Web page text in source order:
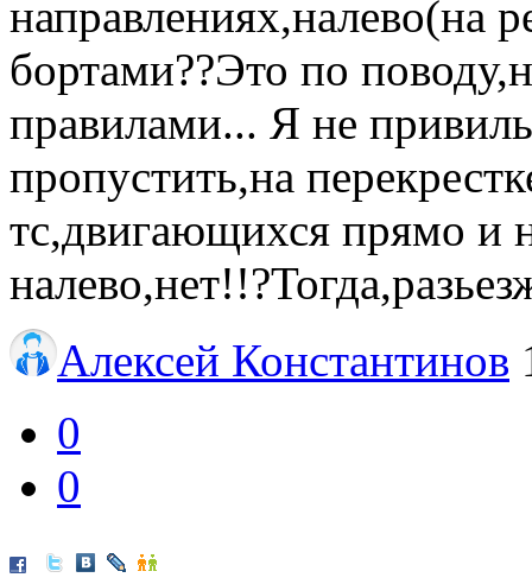
направлениях,налево(на
бортами??Это по
правилами... Я не
пропустить,на
тс,двигающихся прямо и
Алексей Константинов
0
0